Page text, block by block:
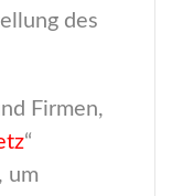
des
Firmen,
“
um